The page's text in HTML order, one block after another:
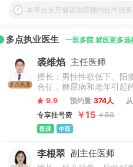
本平台未开通该医院预约挂号服
多点执业医生 一医多院 就医更多选
多点执业
裘维焰 主任医师
擅长：男性性欲低下、阳
合征，糖尿病和老年引起
虚的调养。专注于健康管
念，擅长体质辨识与辨证
9.9 预约量 374人
专享挂号费
￥15 ￥50
医保 中医
李根翠 副主任医师